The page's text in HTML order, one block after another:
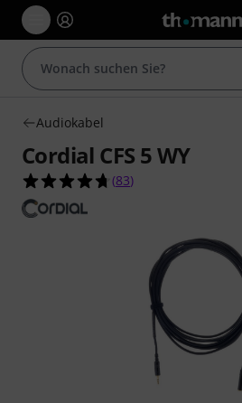
Audiokabel
Cordial CFS 5 WY
4.7 von 5 Sternen
(83)